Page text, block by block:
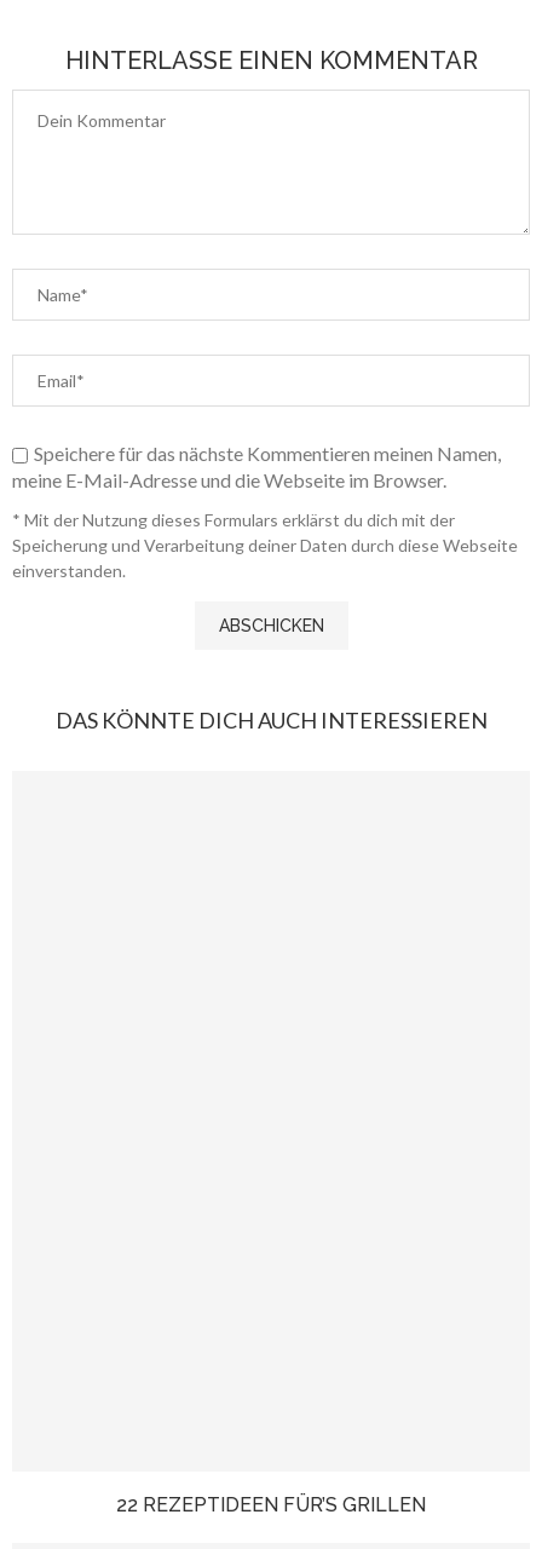
HINTERLASSE EINEN KOMMENTAR
Speichere für das nächste Kommentieren meinen Namen,
meine E-Mail-Adresse und die Webseite im Browser.
* Mit der Nutzung dieses Formulars erklärst du dich mit der
Speicherung und Verarbeitung deiner Daten durch diese Webseite
einverstanden.
DAS KÖNNTE DICH AUCH INTERESSIEREN
22 REZEPTIDEEN FÜR’S GRILLEN